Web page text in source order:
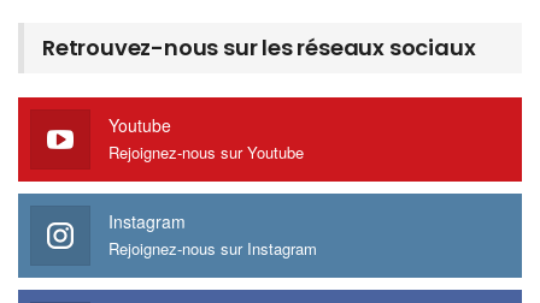
Retrouvez-nous sur les réseaux sociaux
Youtube
Rejoignez-nous sur Youtube
Instagram
Rejoignez-nous sur Instagram